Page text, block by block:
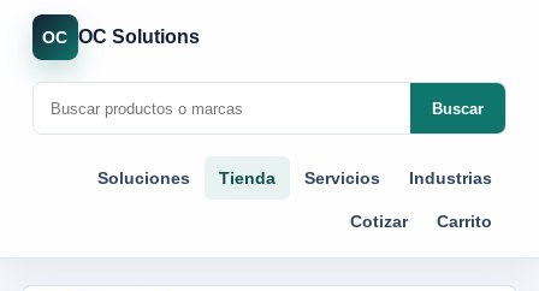
OC OC Solutions
Buscar
Soluciones Tienda Servicios Industrias
Cotizar Carrito